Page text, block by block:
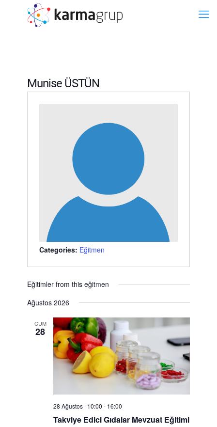
Munise ÜSTÜN
Categories: Eğitmen
Eğitimler from this eğitmen
Ağustos 2026
CUM
28
28 Ağustos | 10:00 - 16:00
Takviye Edici Gıdalar Mevzuat Eğitimi